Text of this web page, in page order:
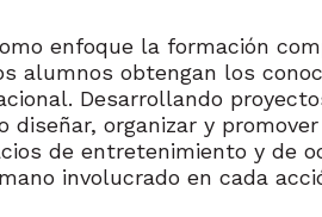
enfoque la formación
alumnos obtengan los
Desarrollando
organizar y
de entretenimiento y de
involucrado en cada